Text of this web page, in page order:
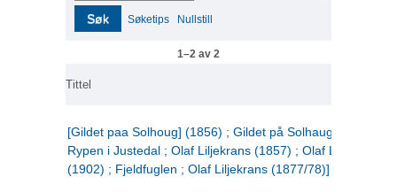
Søk Søketips Nullstill
1–2 av 2
Tittel
[Gildet paa Solhoug] (1856) ; Gildet på Solhaug (1883) ;
Rypen i Justedal ; Olaf Liljekrans (1857) ; Olaf Liljekrans
(1902) ; Fjeldfuglen ; Olaf Liljekrans (1877/78)]